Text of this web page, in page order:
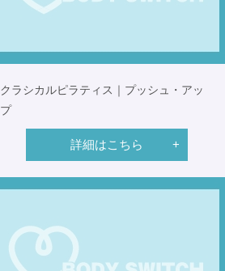
クラシカルピラティス｜プッシュ・アッ
プ
詳細はこちら